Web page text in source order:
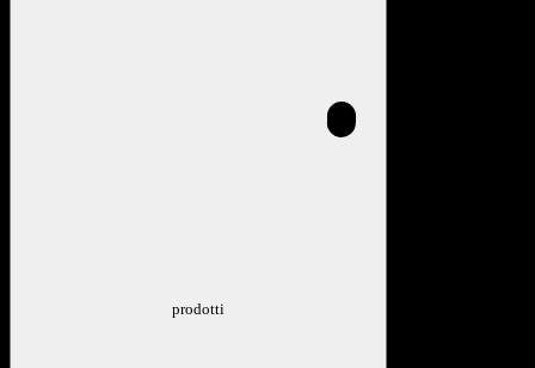
prodotti